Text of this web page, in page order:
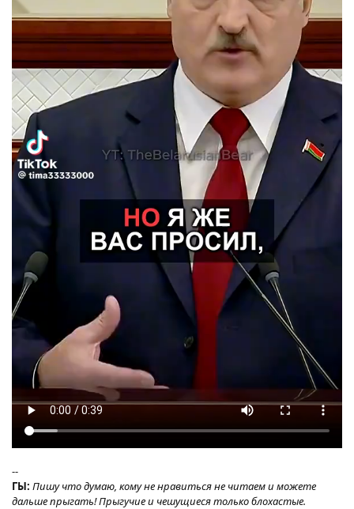
--
ГЫ: Пишу что думаю, кому не нравиться не читаем и можете
дальше прыгать! Прыгучие и чешущиеся только блохастые.